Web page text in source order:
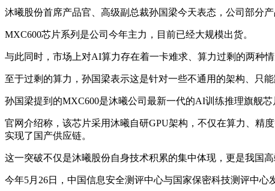
沐曦股份首席产品官、高级副总裁孙国梁今天表态，公司部分
MXC600芯片系列是公司今年主力，目前已经大规模出货。
与此同时，市场上对AI算力存在着一卡难求、算力过剩的两种
至于过剩的算力，孙国梁表示这是针对一些不通用的架构、只
孙国梁提到的MXC600是沐曦公司最新一代的AI训练推理旗舰芯
官网介绍称，该芯片采用沐曦自研GPU架构，不仅在算力、
实现了国产供应链。
这一突破不仅是沐曦股份自身技术积累的集中体现，更是我国
今年5月26日，中国信息安全测评中心与国家保密科技测评中心